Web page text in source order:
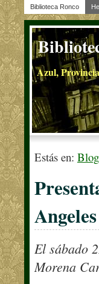
Biblioteca Ronco
Azul,
Estás en: Blog
El sábado
Morena